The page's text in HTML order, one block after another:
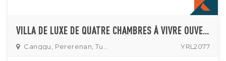
VILLA DE LUXE DE QUATRE CHAMBRES À VIVRE OUVERTE À PERERENAN
YRL2077